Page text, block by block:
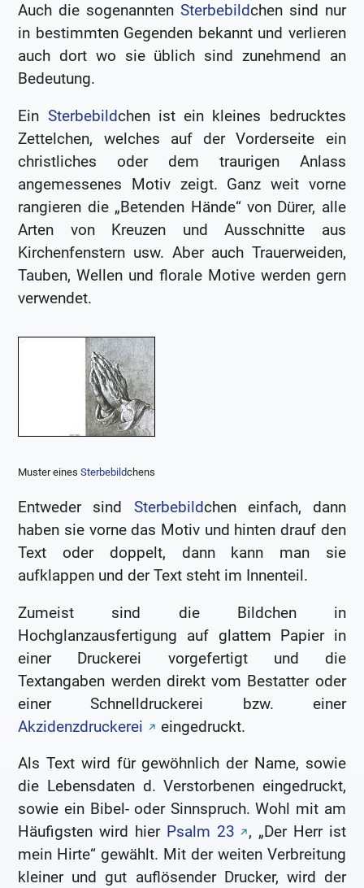
Auch die sogenannten Sterbebildchen sind nur
in bestimmten Gegenden bekannt und verlieren
auch dort wo sie üblich sind zunehmend an
Bedeutung.
Ein Sterbebildchen ist ein kleines bedrucktes
Zettelchen, welches auf der Vorderseite ein
christliches oder dem traurigen Anlass
angemessenes Motiv zeigt. Ganz weit vorne
rangieren die „Betenden Hände“ von Dürer, alle
Arten von Kreuzen und Ausschnitte aus
Kirchenfenstern usw. Aber auch Trauerweiden,
Tauben, Wellen und florale Motive werden gern
verwendet.
Muster einesSterbebildchens
Entweder sind Sterbebildchen einfach, dann
haben sie vorne das Motiv und hinten drauf den
Text oder doppelt, dann kann man sie
aufklappen und der Text steht im Innenteil.
Zumeist sind die Bildchen in
Hochglanzausfertigung auf glattem Papier in
einer Druckerei vorgefertigt und die
Textangaben werden direkt vom Bestatter oder
einer Schnelldruckerei bzw. einer
Akzidenzdruckerei
eingedruckt.
Als Text wird für gewöhnlich der Name, sowie
die Lebensdaten d. Verstorbenen eingedruckt,
sowie ein Bibel- oder Sinnspruch. Wohl mit am
Häufigsten wird hier Psalm 23
, „Der Herr ist
mein Hirte“ gewählt. Mit der weiten Verbreitung
kleiner und gut auflösender Drucker, wird der